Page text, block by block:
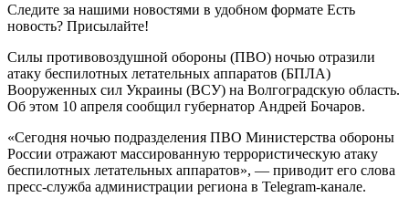
Следите за нашими новостями в удобном формате Есть
новость? Присылайте!
Силы противовоздушной обороны (ПВО) ночью отразили
атаку беспилотных летательных аппаратов (БПЛА)
Вооруженных сил Украины (ВСУ) на Волгоградскую область.
Об этом 10 апреля сообщил губернатор Андрей Бочаров.
«Сегодня ночью подразделения ПВО Министерства обороны
России отражают массированную террористическую атаку
беспилотных летательных аппаратов», — приводит его слова
пресс-служба администрации региона в Telegram-канале.